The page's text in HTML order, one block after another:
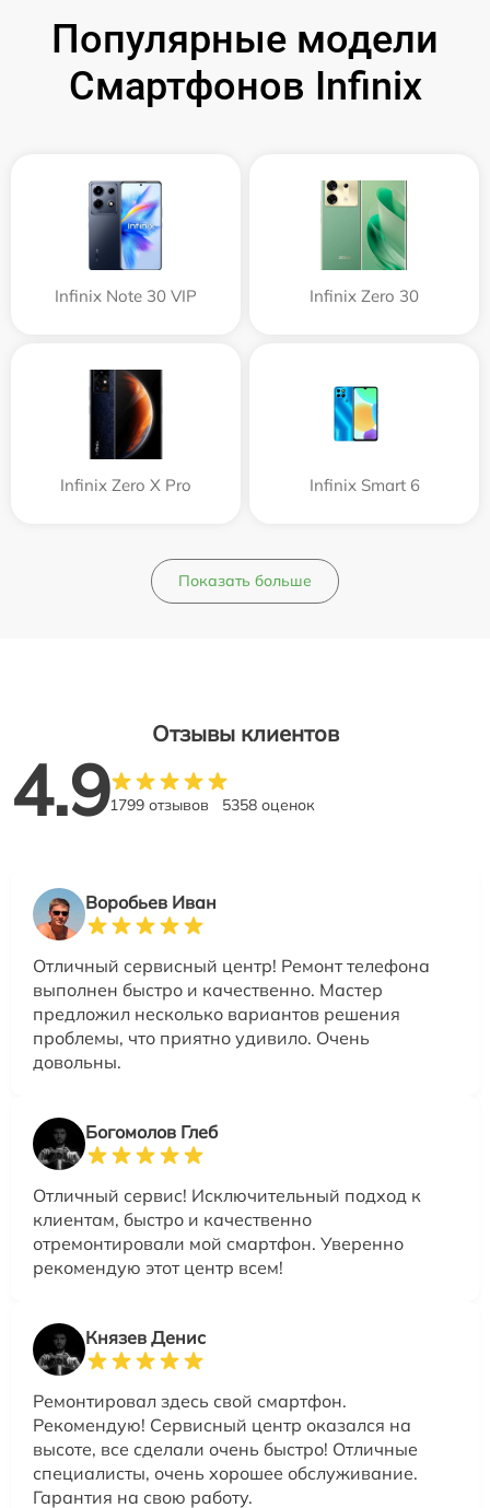
Популярные модели
Смартфонов Infinix
Infinix Note 30 VIP Infinix Zero 30
Infinix Zero X Pro Infinix Smart 6
Показать больше
Отзывы клиентов
4.91799 отзывов 5358 оценок
Воробьев Иван
Отличный сервисный центр! Ремонт телефона
выполнен быстро и качественно. Мастер
предложил несколько вариантов решения
проблемы, что приятно удивило. Очень
довольны.
Богомолов Глеб
Отличный сервис! Исключительный подход к
клиентам, быстро и качественно
отремонтировали мой смартфон. Уверенно
рекомендую этот центр всем!
Князев Денис
Ремонтировал здесь свой смартфон.
Рекомендую! Сервисный центр оказался на
высоте, все сделали очень быстро! Отличные
специалисты, очень хорошее обслуживание.
Гарантия на свою работу.